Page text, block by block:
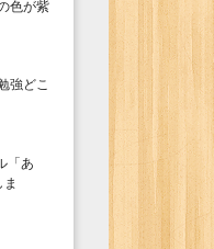
色が紫
強どこ
「あ